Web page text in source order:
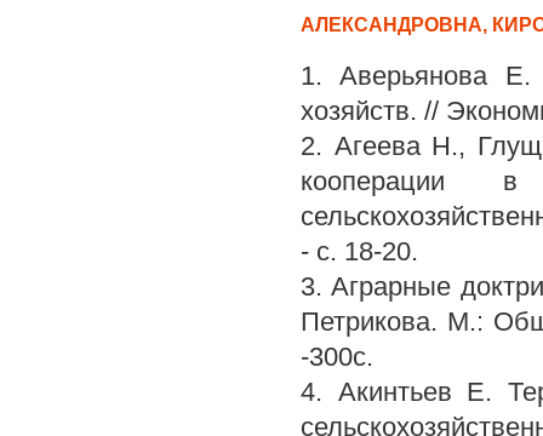
АЛЕКСАНДРОВНА,
1. Аверьянова Е.
хозяйств. //
2. Агеева Н.,
кооперации
- с. 18-20.
3. Аграрные
Петрикова. М.:
-300с.
4. Акинтьев Е.